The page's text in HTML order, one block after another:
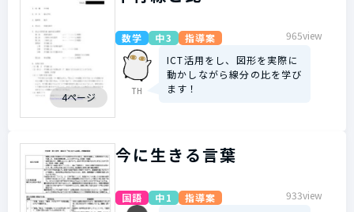
4ページ
数学 中3 指導案 965view
TH
ICT活用をし、図形を実際に
動かしながら線分の比を学び
ます！
今に生きる言葉
国語 中1 指導案 933view